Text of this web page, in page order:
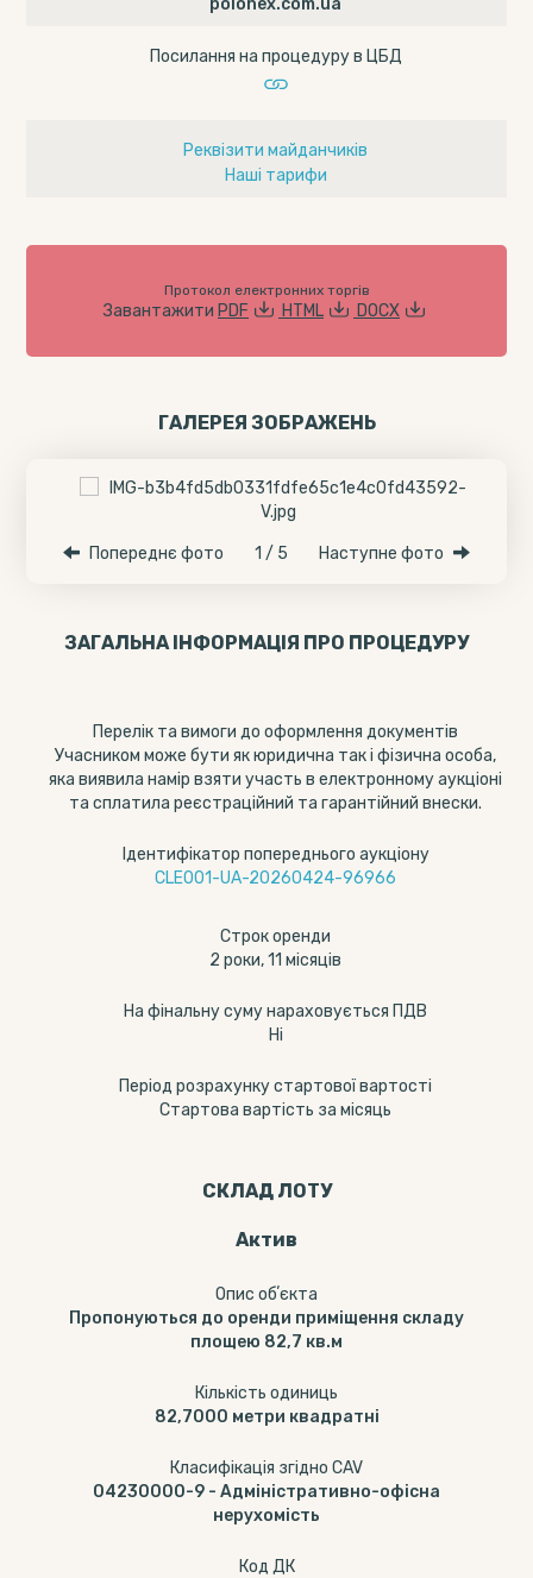
polonex.com.ua
Посилання на процедуру в ЦБД
Реквізити майданчиків
Наші тарифи
Протокол електронних торгів
Завантажити PDF HTML DOCX
ГАЛЕРЕЯ ЗОБРАЖЕНЬ
Попереднє фото 1 / 5 Наступне фото
ЗАГАЛЬНА ІНФОРМАЦІЯ ПРО ПРОЦЕДУРУ
Перелік та вимоги до оформлення документів
Учасником може бути як юридична так і фізична особа,
яка виявила намір взяти участь в електронному аукціоні
та сплатила реєстраційний та гарантійний внески.
Ідентифікатор попереднього аукціону
CLE001-UA-20260424-96966
Строк оренди
2 роки, 11 місяців
На фінальну суму нараховується ПДВ
Ні
Період розрахунку стартової вартості
Стартова вартість за місяць
СКЛАД ЛОТУ
Актив
Опис обʼєкта
Пропонуються до оренди приміщення складу
площею 82,7 кв.м
Кількість одиниць
82,7000 метри квадратні
Класифікація згідно CAV
04230000-9 - Адміністративно-офісна
нерухомість
Код ДК